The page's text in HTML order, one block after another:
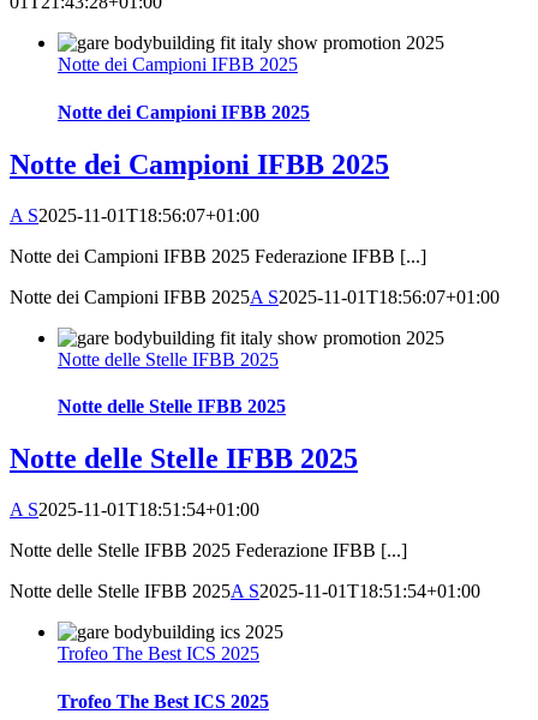
Notte dei Campioni IFBB 2025
Notte dei Campioni IFBB 2025
Notte dei Campioni IFBB 2025
A S2025-11-01T18:56:07+01:00
Notte dei Campioni IFBB 2025 Federazione IFBB [...]
Notte dei Campioni IFBB 2025A S2025-11-01T18:56:07+01:00
Notte delle Stelle IFBB 2025
Notte delle Stelle IFBB 2025
Notte delle Stelle IFBB 2025
A S2025-11-01T18:51:54+01:00
Notte delle Stelle IFBB 2025 Federazione IFBB [...]
Notte delle Stelle IFBB 2025A S2025-11-01T18:51:54+01:00
Trofeo The Best ICS 2025
Trofeo The Best ICS 2025